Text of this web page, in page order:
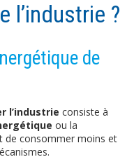
l’industrie ?
de
l’industrie consiste à
ou la
de consommer moins et